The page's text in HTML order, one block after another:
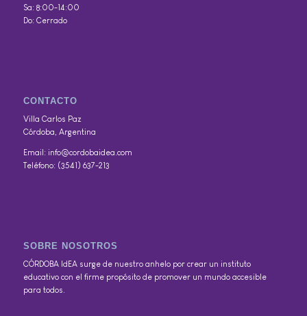
Sa: 8:00-14:00
Do: Cerrado
CONTACTO
Villa Carlos Paz
Córdoba, Argentina
Email: info@cordobaidea.com
Teléfono: (3541) 637-213
SOBRE NOSOTROS
CÓRDOBA IdEA surge de nuestro anhelo por crear un instituto
educativo con el firme propósito de promover un mundo accesible
para todos.